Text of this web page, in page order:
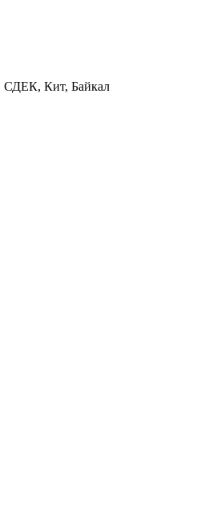
СДЕК, Кит, Байкал